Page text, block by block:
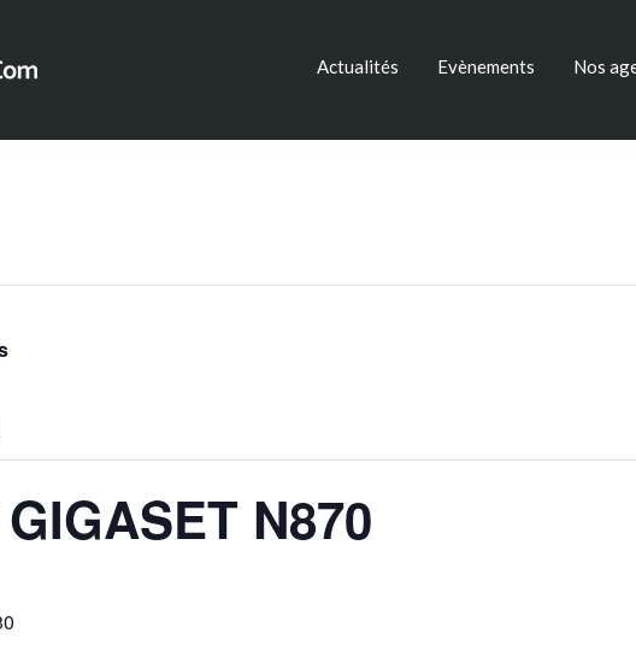
Actualités Evènements Nos
N870